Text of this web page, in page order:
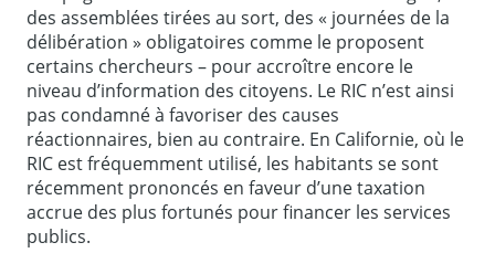
des assemblées tirées au sort, des « journées de la
délibération » obligatoires comme le proposent
certains chercheurs – pour accroître encore le
niveau d’information des citoyens. Le RIC n’est ainsi
pas condamné à favoriser des causes
réactionnaires, bien au contraire. En Californie, où le
RIC est fréquemment utilisé, les habitants se sont
récemment prononcés en faveur d’une taxation
accrue des plus fortunés pour financer les services
publics.